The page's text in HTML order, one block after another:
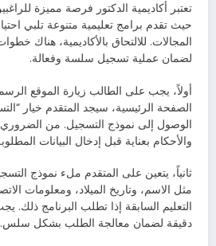
تعتبر أكاديمية الدكتور فرصة مميزة
حيث تقدم برامج تعليمية متنوعة تلبي
المجالات. للالتحاق بالأكاديمية، هناك
لضمان عملية تسجيل سلسة وفعالة.
أولاً، يجب على الطالب زيارة الموقع
الصفحة الرئيسية، سيجد المتقدم خيار
الوصول إلى نموذج التسجيل. من
والأحكام بعناية قبل إدخال البيانات
ثانياً، يتعين على المتقدم ملء نموذج
مثل الاسم، وتاريخ الميلاد، ومعلومات
التعليم السابقة إذا تطلب البرنامج ذلك.
دقيقة لضمان معالجة الطلب بشكل سلس.